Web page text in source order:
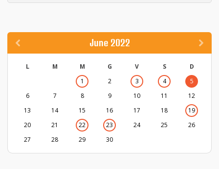
June 2022
L M M G V S
D
1
2 3 4
5
6
7 8 9 10 11
12
13
14 15 16 17 18
19
20
21 22 23 24 25
26
27
28 29 30